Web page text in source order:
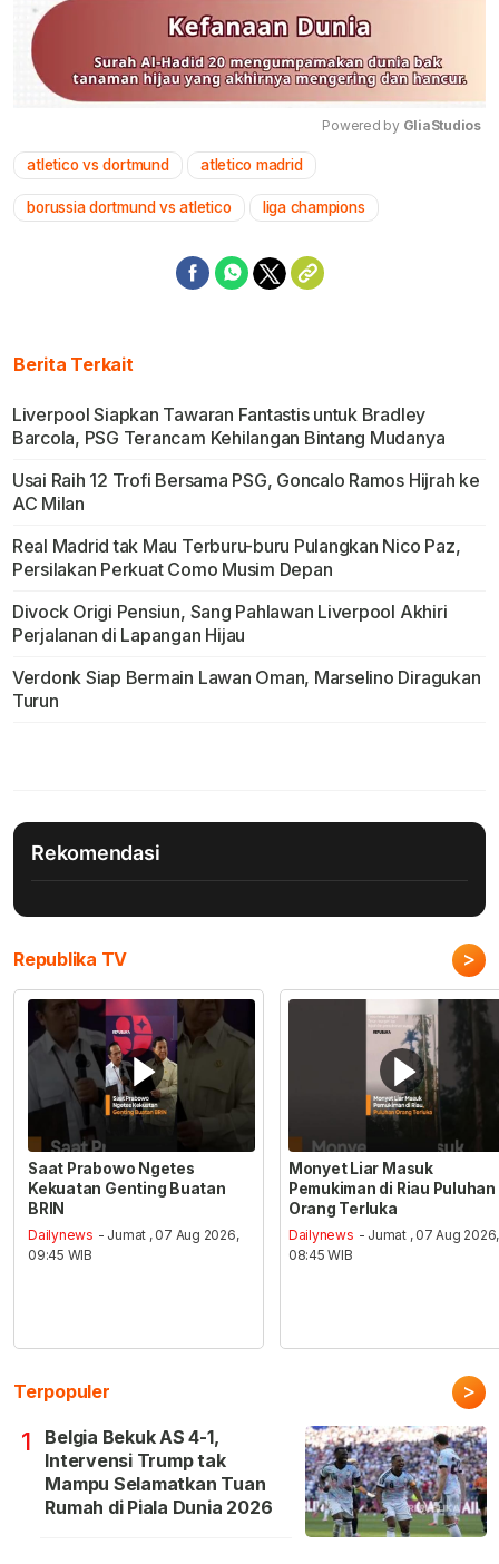
Powered by GliaStudios
atletico vs dortmund atletico madrid
borussia dortmund vs atletico liga champions
Berita Terkait
Liverpool Siapkan Tawaran Fantastis untuk Bradley
Barcola, PSG Terancam Kehilangan Bintang Mudanya
Usai Raih 12 Trofi Bersama PSG, Goncalo Ramos Hijrah ke
AC Milan
Real Madrid tak Mau Terburu-buru Pulangkan Nico Paz,
Persilakan Perkuat Como Musim Depan
Divock Origi Pensiun, Sang Pahlawan Liverpool Akhiri
Perjalanan di Lapangan Hijau
Verdonk Siap Bermain Lawan Oman, Marselino Diragukan
Turun
Rekomendasi
Republika TV >
Saat Prabowo Ngetes
Kekuatan Genting Buatan
BRIN
Dailynews - Jumat , 07 Aug 2026,
09:45 WIB
Monyet Liar Masuk
Pemukiman di Riau Puluhan
Orang Terluka
Dailynews - Jumat , 07 Aug 2026,
08:45 WIB
Terpopuler >
1
Belgia Bekuk AS 4-1,
Intervensi Trump tak
Mampu Selamatkan Tuan
Rumah di Piala Dunia 2026